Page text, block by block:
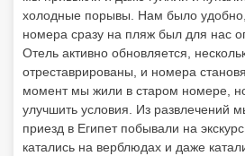
холодные порывы. Нам было удобно,
номера сразу на пляж был для нас
Отель активно обновляется,
отреставрированы, и номера
момент мы жили в старом номере,
улучшить условия. Из развлечений
приезд в Египет побывали на
катались на верблюдах и даже